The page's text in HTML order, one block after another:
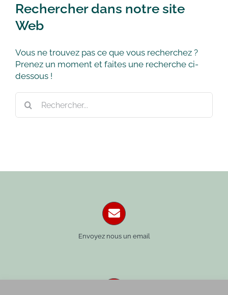
Rechercher dans notre site
Web
Vous ne trouvez pas ce que vous recherchez ?
Prenez un moment et faites une recherche ci-
dessous !
Envoyez nous un email